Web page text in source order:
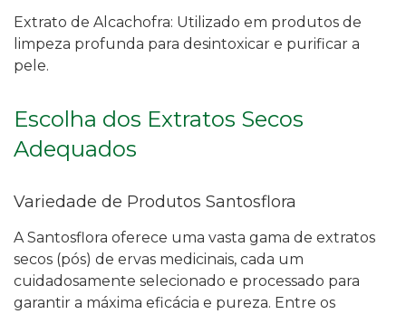
Extrato de Alcachofra: Utilizado em produtos de
limpeza profunda para desintoxicar e purificar a
pele.
Escolha dos Extratos Secos
Adequados
Variedade de Produtos Santosflora
A Santosflora oferece uma vasta gama de extratos
secos (pós) de ervas medicinais, cada um
cuidadosamente selecionado e processado para
garantir a máxima eficácia e pureza. Entre os